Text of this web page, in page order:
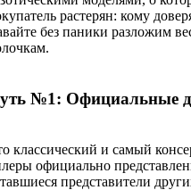
растерян: кому
без паники разложим
№1: Официальные
классический и самый
официально
представители